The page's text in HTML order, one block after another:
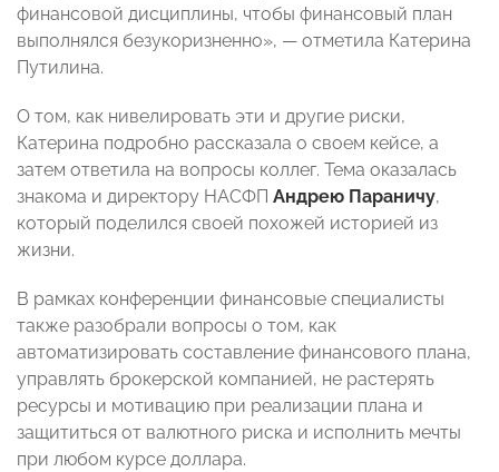
финансовой дисциплины, чтобы финансовый план
выполнялся безукоризненно», — отметила Катерина
Путилина.
О том, как нивелировать эти и другие риски,
Катерина подробно рассказала о своем кейсе, а
затем ответила на вопросы коллег. Тема оказалась
знакома и директору НАСФП Андрею Параничу,
который поделился своей похожей историей из
жизни.
В рамках конференции финансовые специалисты
также разобрали вопросы о том, как
автоматизировать составление финансового плана,
управлять брокерской компанией, не растерять
ресурсы и мотивацию при реализации плана и
защититься от валютного риска и исполнить мечты
при любом курсе доллара.